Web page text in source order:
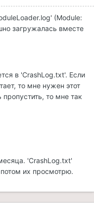
(Module:
загружалась вместе
в 'CrashLog.txt'. Если
то мне нужен этот
то мне так
'CrashLog.txt'
их просмотрю.